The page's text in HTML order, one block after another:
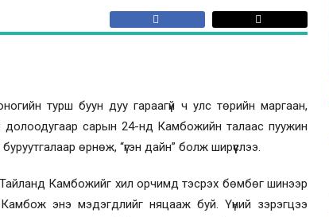
турш буун дуу гараагүй ч улс төрийн маргаан,
долоодугаар сарын 24-нд Камбожийн талаас пуужин
өрнөж, “үгэн дайн” болж ширүүслээ.
Камбожийг хил орчимд тэсрэх бөмбөг шинээр
энэ мэдэгдлийг няцааж буй. Үүний зэрэгцээ